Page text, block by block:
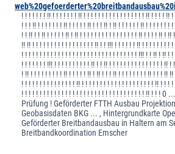
! ! ! ! ! ! ! !! ! ! ! ! ! ! ! !! ! ! ! ! ! ! ! ! ! ! ! ! ! ! ! ! ! !! ! ! ! ! !!
! ! ! !! ! ! ! ! ! ! ! !! ! ! ! ! ! !! ! ! ! !! ! !! ! ! ! ! ! ! !! ! ! ! ! ! ! !
! ! !! ! ! !! ! ! ! ! ! !! ! !! ! ! ! ! ! ! ! ! ! ! ! ! ! ! ! ! !! ! ! ! ! !! !
!! !! ! ! ! ! ! ! ! ! ! ! ! ! ! ! ! ! ! !! ! ! !!! ! ! ! ! ! ! !! ! ! ! ! ! ! ! !
! ! ! ! ! ! ! ! ! ! ! ! ! ! ! ! ! ! ! ! ! ! ! ! ! ! ! ! ! ! ! ! !!! ! ! !! ! !! !
! ! ! ! ! ! ! !!! ! ! ! ! ! ! ! ! ! ! !! ! ! !! ! ! ! ! ! ! ! ! ! ! ! ! ! ! ! !!
! !! ! ! ! ! ! ! ! ! ! !! ! ! ! ! ! !! ! !! ! ! ! !! ! ! ! ! ! ! ! ! !! ! ! ! !!
! ! ! ! ! ! ! ! ! ! ! ! ! ! ! !! ! ! ! ! ! ! ! ! ! ! ! ! ! ! ! ! ! ! ! ! !! ! ! !
! ! ! ! ! ! ! ! ! ! ! ! ! ! ! ! ! ! ! ! ! ! ! ! ! ! ! ! ! ! ! ! ! ! !! ! !
Prüfung ! Geförderter FTTH Ausbau
Geobasisdaten BKG ... , Hintergrundkarte
Geförderter Breitbandausbau in Haltern am
Breitbandkoordination Emscher